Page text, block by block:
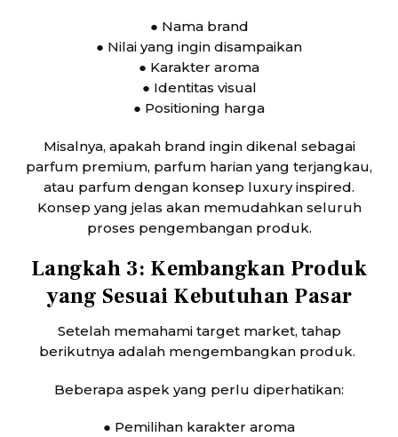
● Nama brand
● Nilai yang ingin disampaikan
● Karakter aroma
● Identitas visual
● Positioning harga
Misalnya, apakah brand ingin dikenal sebagai
parfum premium, parfum harian yang terjangkau,
atau parfum dengan konsep luxury inspired.
Konsep yang jelas akan memudahkan seluruh
proses pengembangan produk.
Langkah 3: Kembangkan Produk
yang Sesuai Kebutuhan Pasar
Setelah memahami target market, tahap
berikutnya adalah mengembangkan produk.
Beberapa aspek yang perlu diperhatikan:
● Pemilihan karakter aroma